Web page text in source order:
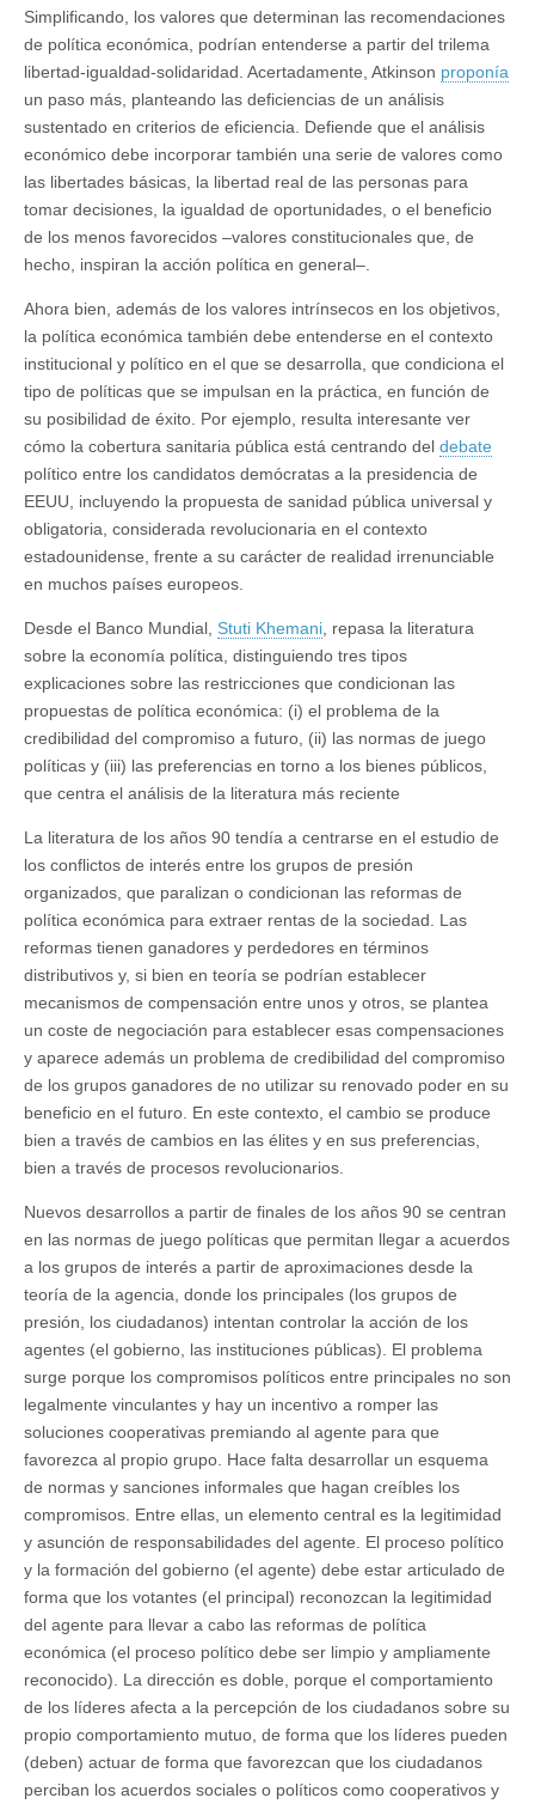
Simplificando, los valores que determinan las recomendaciones
de política económica, podrían entenderse a partir del trilema
libertad-igualdad-solidaridad. Acertadamente, Atkinson proponía
un paso más, planteando las deficiencias de un análisis
sustentado en criterios de eficiencia. Defiende que el análisis
económico debe incorporar también una serie de valores como
las libertades básicas, la libertad real de las personas para
tomar decisiones, la igualdad de oportunidades, o el beneficio
de los menos favorecidos ‒valores constitucionales que, de
hecho, inspiran la acción política en general‒.
Ahora bien, además de los valores intrínsecos en los objetivos,
la política económica también debe entenderse en el contexto
institucional y político en el que se desarrolla, que condiciona el
tipo de políticas que se impulsan en la práctica, en función de
su posibilidad de éxito. Por ejemplo, resulta interesante ver
cómo la cobertura sanitaria pública está centrando del debate
político entre los candidatos demócratas a la presidencia de
EEUU, incluyendo la propuesta de sanidad pública universal y
obligatoria, considerada revolucionaria en el contexto
estadounidense, frente a su carácter de realidad irrenunciable
en muchos países europeos.
Desde el Banco Mundial, Stuti Khemani , repasa la literatura
sobre la economía política, distinguiendo tres tipos
explicaciones sobre las restricciones que condicionan las
propuestas de política económica: (i) el problema de la
credibilidad del compromiso a futuro, (ii) las normas de juego
políticas y (iii) las preferencias en torno a los bienes públicos,
que centra el análisis de la literatura más reciente
La literatura de los años 90 tendía a centrarse en el estudio de
los conflictos de interés entre los grupos de presión
organizados, que paralizan o condicionan las reformas de
política económica para extraer rentas de la sociedad. Las
reformas tienen ganadores y perdedores en términos
distributivos y, si bien en teoría se podrían establecer
mecanismos de compensación entre unos y otros, se plantea
un coste de negociación para establecer esas compensaciones
y aparece además un problema de credibilidad del compromiso
de los grupos ganadores de no utilizar su renovado poder en su
beneficio en el futuro. En este contexto, el cambio se produce
bien a través de cambios en las élites y en sus preferencias,
bien a través de procesos revolucionarios.
Nuevos desarrollos a partir de finales de los años 90 se centran
en las normas de juego políticas que permitan llegar a acuerdos
a los grupos de interés a partir de aproximaciones desde la
teoría de la agencia, donde los principales (los grupos de
presión, los ciudadanos) intentan controlar la acción de los
agentes (el gobierno, las instituciones públicas). El problema
surge porque los compromisos políticos entre principales no son
legalmente vinculantes y hay un incentivo a romper las
soluciones cooperativas premiando al agente para que
favorezca al propio grupo. Hace falta desarrollar un esquema
de normas y sanciones informales que hagan creíbles los
compromisos. Entre ellas, un elemento central es la legitimidad
y asunción de responsabilidades del agente. El proceso político
y la formación del gobierno (el agente) debe estar articulado de
forma que los votantes (el principal) reconozcan la legitimidad
del agente para llevar a cabo las reformas de política
económica (el proceso político debe ser limpio y ampliamente
reconocido). La dirección es doble, porque el comportamiento
de los líderes afecta a la percepción de los ciudadanos sobre su
propio comportamiento mutuo, de forma que los líderes pueden
(deben) actuar de forma que favorezcan que los ciudadanos
perciban los acuerdos sociales o políticos como cooperativos y